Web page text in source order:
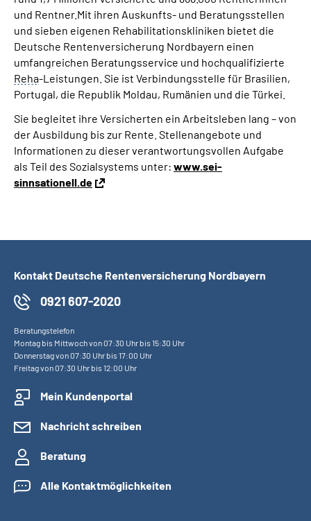
und Rentner.Mit ihren Auskunfts- und Beratungsstellen
und sieben eigenen Rehabilitationskliniken bietet die
Deutsche Rentenversicherung Nordbayern einen
umfangreichen Beratungsservice und hochqualifizierte
Reha-Leistungen. Sie ist Verbindungsstelle für Brasilien,
Portugal, die Republik Moldau, Rumänien und die Türkei.
Sie begleitet ihre Versicherten ein Arbeitsleben lang – von
der Ausbildung bis zur Rente. Stellenangebote und
Informationen zu dieser verantwortungsvollen Aufgabe
als Teil des Sozialsystems unter: www.sei-
sinnsationell.de
Kontakt Deutsche Rentenversicherung Nordbayern
0921 607-2020
Beratungstelefon
Montag bis Mittwoch von 07:30 Uhr bis 15:30 Uhr
Donnerstag von 07:30 Uhr bis 17:00 Uhr
Freitag von 07:30 Uhr bis 12:00 Uhr
Mein Kundenportal
Nachricht schreiben
Beratung
Alle Kontaktmöglichkeiten